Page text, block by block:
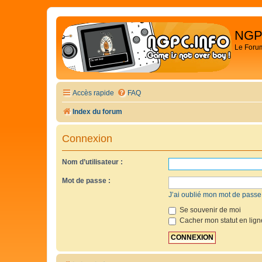
Le
Accès rapide FAQ
Index du forum
Connexion
Nom d’utilisateur :
Mot de passe :
J’ai oublié mon mot de passe
Se souvenir de moi
Cacher mon statut en